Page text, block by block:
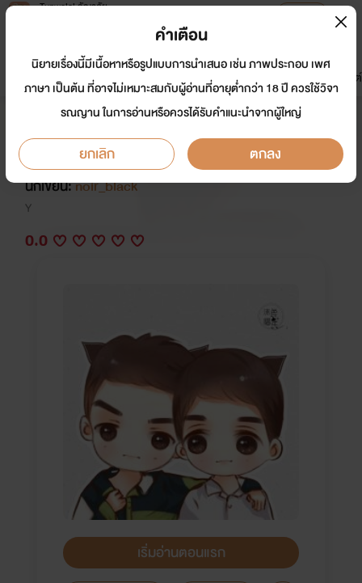
Tunwalai ธัญวลัย
หน้าแรก นิยาย อีบุ๊ก การ์ตูน
มาใหม่
ดรีมแชท ธัญลิสต์
เรื่องเล่าจาก "เด็กพาณิชย์" (ภาค
ครบรอบ 1 ปี)
นักเขียน:noir_black
Y
0.0
เริ่มอ่านตอนแรก
คำเตือน
นิยายเรื่องนี้มีเนื้อหาหรือรูปแบบการนำเสนอ เช่น ภาพประกอบ เพศ
ภาษา เป็นต้น ที่อาจไม่เหมาะสมกับผู้อ่านที่อายุต่ำกว่า 18 ปี ควรใช้วิจา
รณญาน ในการอ่านหรือควรได้รับคำแนะนำจากผู้ใหญ่
ยกเลิก ตกลง